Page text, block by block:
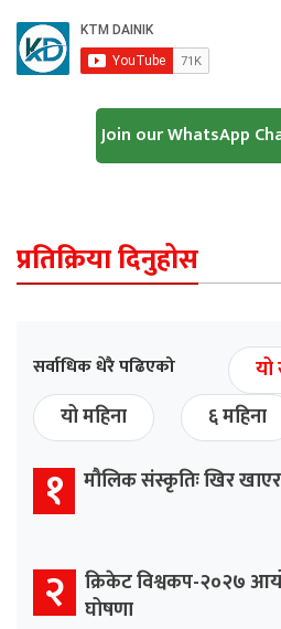
Join our WhatsApp
प्रतिक्रिया दिनुहोस
सर्वाधिक धेरै पढिएको
यो
यो महिना
६ महिना
१ मौलिक संस्कृतिः खिर
२
क्रिकेट विश्वकप-२०२७
घोषणा